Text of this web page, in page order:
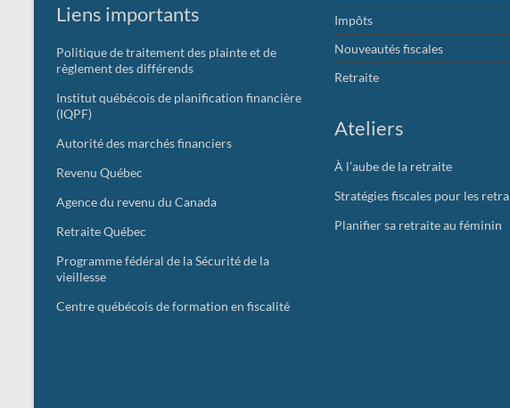
Liens importants
Politique de traitement des plainte et de
règlement des différends
Institut québécois de planification financière
(IQPF)
Autorité des marchés financiers
Revenu Québec
Agence du revenu du Canada
Retraite Québec
Programme fédéral de la Sécurité de la
vieillesse
Centre québécois de formation en fiscalité
Impôts
Nouveautés fiscales
Retraite
Ateliers
À l’aube de la retraite
Stratégies fiscales pour les
Planifier sa retraite au féminin